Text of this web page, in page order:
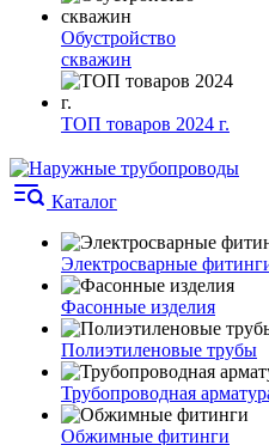
Обустройство
скважин
ТОП товаров 2024 г.
Каталог
Электросварные
Фасонные изделия
Полиэтиленовые трубы
Трубопроводная
Обжимные фитинги